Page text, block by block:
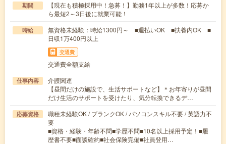
期間
【現在も積極採用中！急募！】勤務1年以上が多数！応募か
ら最短2～3日後に就業可能！
時給
無資格未経験：時給1300円～ ■週払いOK ■扶養内OK ■
日収1万400円以上
交通費
交通費全額支給
仕事内容
介護関連
【昼間だけの施設で、生活サポートなど】＊お年寄りが昼間
だけ生活のサポートを受けたり、気分転換できるデ…
応募資格
職種未経験OK / ブランクOK / パソコンスキル不要 / 英語力不
要
■資格・経験・年齢不問■学歴不問■10名以上採用予定！■履
歴書不要■面談確約■社会保険完備■社員登用…